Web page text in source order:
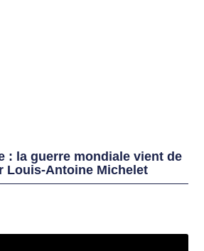
: la guerre mondiale vient de
Louis-Antoine Michelet